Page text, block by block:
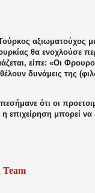
αξιωματούχος
θα ενοχλούσε
είπε: «Οι
δυνάμεις της
ότι οι
η επιχείρηση μπορεί